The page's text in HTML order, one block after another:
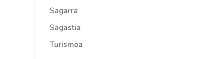
Sagarra
Sagastia
Turismoa